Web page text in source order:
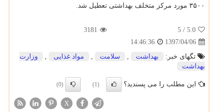
۳۵۰۰ مورد مركز متخلف بهداشتی تعطیل شد.
5.0
/ 5
3181
1397/04/06
14:46:36
تگهای خبر:
بهداشت , سلامت , مواد غذایی ,
وزارت
بهداشت
این مطلب را می پسندید؟ (1)
(0)
X